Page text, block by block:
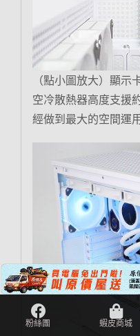
（點小圖放大）顯示
空冷散熱器高度支援
經做到最大的空間運